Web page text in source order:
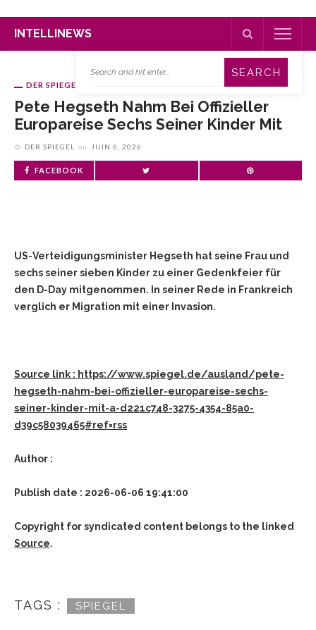
INTELLINEWS
DER SPIEGEL
Pete Hegseth Nahm Bei Offizieller
Europareise Sechs Seiner Kinder Mit
DER SPIEGEL on JUIN 6, 2026
FACEBOOK
US-Verteidigungsminister Hegseth hat seine Frau und
sechs seiner sieben Kinder zu einer Gedenkfeier für
den D-Day mitgenommen. In seiner Rede in Frankreich
verglich er Migration mit einer Invasion.
Source link : https://www.spiegel.de/ausland/pete-
hegseth-nahm-bei-offizieller-europareise-sechs-
seiner-kinder-mit-a-d221c748-3275-4354-85a0-
d39c58039465#ref=rss
Author :
Publish date : 2026-06-06 19:41:00
Copyright for syndicated content belongs to the linked
Source.
TAGS : SPIEGEL